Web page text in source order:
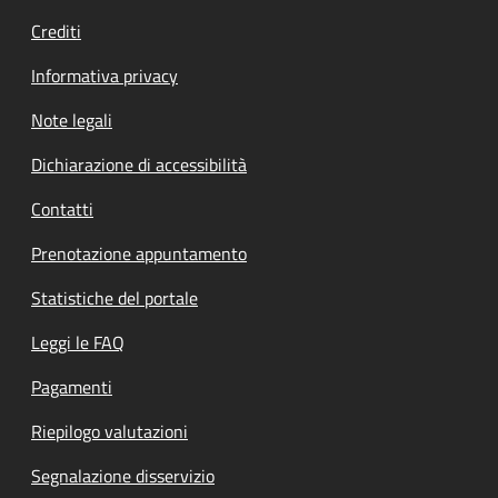
Crediti
Informativa privacy
Note legali
Dichiarazione di accessibilità
Contatti
Prenotazione appuntamento
Statistiche del portale
Leggi le FAQ
Pagamenti
Riepilogo valutazioni
Segnalazione disservizio